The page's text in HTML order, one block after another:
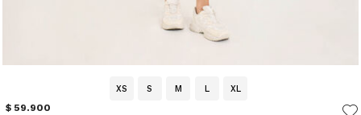
XS S M L XL
$ 59.900